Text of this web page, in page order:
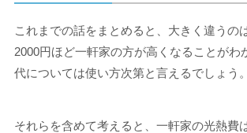
これまでの話をまとめると、大きく違うの
2000円ほど一軒家の方が高くなることがわ
代については使い方次第と言えるでしょう。
それらを含めて考えると、一軒家の光熱費